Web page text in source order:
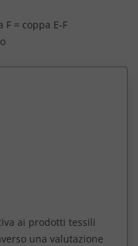
F = coppa E-F
ai prodotti tessili
una valutazione